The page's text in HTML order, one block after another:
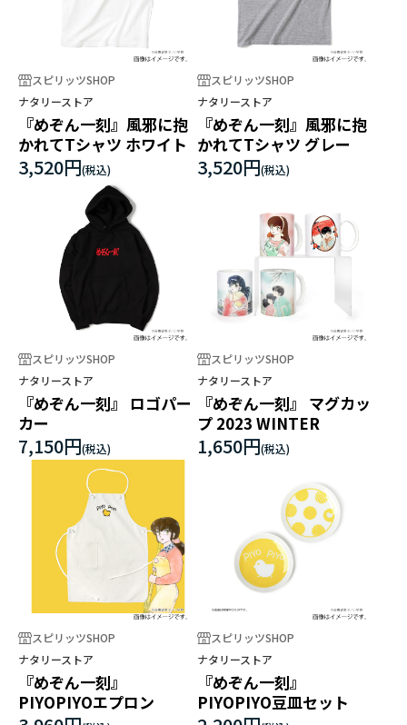
スピリッツSHOP
ナタリーストア
『めぞん一刻』風邪に抱
かれてTシャツ ホワイト
3,520円
スピリッツSHOP
ナタリーストア
『めぞん一刻』風邪に抱
かれてTシャツ グレー
3,520円
スピリッツSHOP
ナタリーストア
『めぞん一刻』 ロゴパー
カー
7,150円
スピリッツSHOP
ナタリーストア
『めぞん一刻』 マグカッ
プ 2023 WINTER
1,650円
スピリッツSHOP
ナタリーストア
『めぞん一刻』
PIYOPIYOエプロン
スピリッツSHOP
ナタリーストア
『めぞん一刻』
PIYOPIYO豆皿セット